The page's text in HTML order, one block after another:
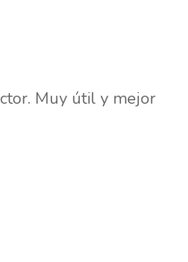
Muy útil y mejor